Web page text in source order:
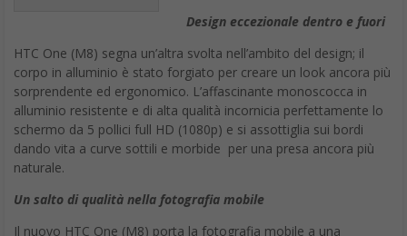
Design eccezionale dentro e fuori
HTC One (M8) segna un’altra svolta nell’ambito del design; il
corpo in alluminio è stato forgiato per creare un look ancora più
sorprendente ed ergonomico. L’affascinante monoscocca in
alluminio resistente e di alta qualità incornicia perfettamente lo
schermo da 5 pollici full HD (1080p) e si assottiglia sui bordi
dando vita a curve sottili e morbide per una presa ancora più
naturale.
Un salto di qualità nella fotografia mobile
Il nuovo HTC One (M8) porta la fotografia mobile a una